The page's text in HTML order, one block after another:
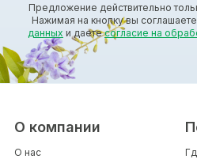
Предложение действительно
Нажимая на кнопку вы
данных и даетесогласие на
О компании
О нас